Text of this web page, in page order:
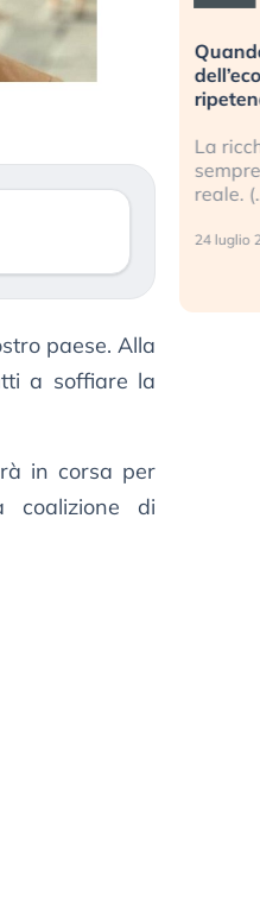
paese. Alla
a soffiare la
in corsa per
coalizione di
Investitori
lo scoppio
retail (…)
La
reale.
24 luglio